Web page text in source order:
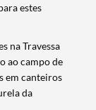
estes
na Travessa
ao campo de
em canteiros
da